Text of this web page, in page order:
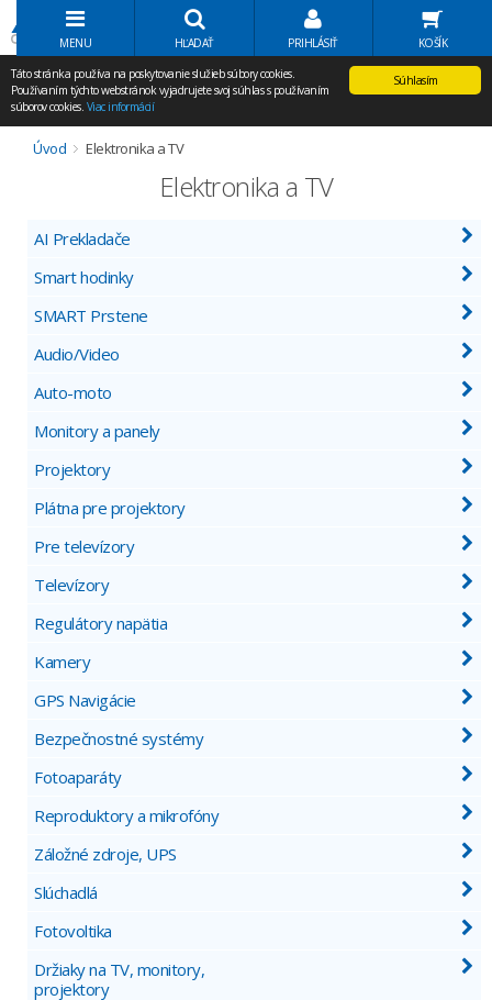
Volať Agem
MENU HĽADAŤ PRIHLÁSIŤ KOŠÍK
Súhlasím
Táto stránka používa na poskytovanie služieb súbory cookies.
Používaním týchto webstránok vyjadrujete svoj súhlas s používaním
súborov cookies. Viac informácií
Úvod Elektronika a TV
Elektronika a TV
AI Prekladače
Smart hodinky
SMART Prstene
Audio/Video
Auto-moto
Monitory a panely
Projektory
Plátna pre projektory
Pre televízory
Televízory
Regulátory napätia
Kamery
GPS Navigácie
Bezpečnostné systémy
Fotoaparáty
Reproduktory a mikrofóny
Záložné zdroje, UPS
Slúchadlá
Fotovoltika
Držiaky na TV, monitory,
projektory